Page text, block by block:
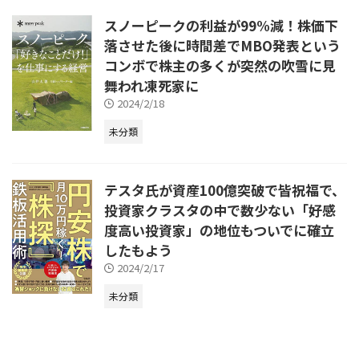
スノーピークの利益が99%減！株価下
落させた後に時間差でMBO発表という
コンボで株主の多くが突然の吹雪に見
舞われ凍死家に
2024/2/18
未分類
テスタ氏が資産100億突破で皆祝福で、
投資家クラスタの中で数少ない「好感
度高い投資家」の地位もついでに確立
したもよう
2024/2/17
未分類